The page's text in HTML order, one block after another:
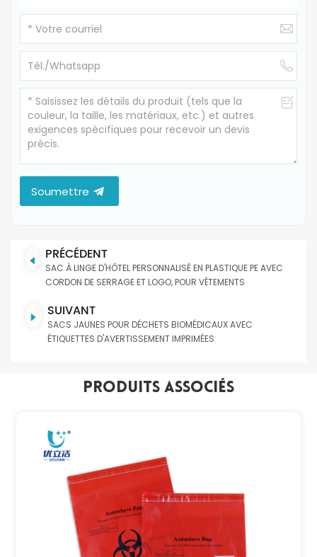
Soumettre
PRÉCÉDENT
SAC À LINGE D'HÔTEL PERSONNALISÉ EN PLASTIQUE PE AVEC
CORDON DE SERRAGE ET LOGO, POUR VÊTEMENTS
SUIVANT
SACS JAUNES POUR DÉCHETS BIOMÉDICAUX AVEC
ÉTIQUETTES D'AVERTISSEMENT IMPRIMÉES
Produits Associés